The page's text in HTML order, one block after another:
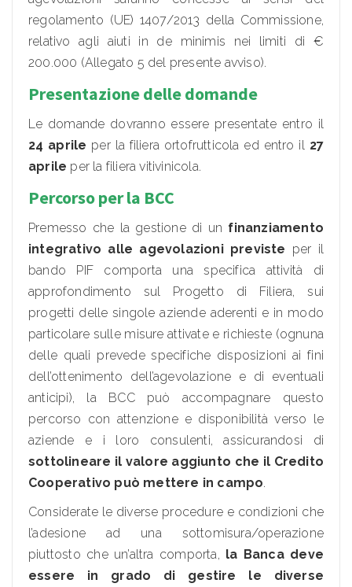
regolamento (UE) 1407/2013 della Commissione,
relativo agli aiuti in de minimis nei limiti di €
200.000 (Allegato 5 del presente avviso).
Presentazione delle domande
Le domande dovranno essere presentate entro il
24 aprile per la filiera ortofrutticola ed entro il27
aprile per la filiera vitivinicola.
Percorso per la BCC
Premesso che la gestione di un finanziamento
integrativo alle agevolazioni previste per il
bando PIF comporta una specifica attività di
approfondimento sul Progetto di Filiera, sui
progetti delle singole aziende aderenti e in modo
particolare sulle misure attivate e richieste (ognuna
delle quali prevede specifiche disposizioni ai fini
dell’ottenimento dell’agevolazione e di eventuali
anticipi), la BCC può accompagnare questo
percorso con attenzione e disponibilità verso le
aziende e i loro consulenti, assicurandosi di
sottolineare il valore aggiunto che il Credito
Cooperativo può mettere in campo.
Considerate le diverse procedure e condizioni che
l’adesione ad una sottomisura/operazione
piuttosto che un’altra comporta, la Banca deve
essere in grado di gestire le diverse